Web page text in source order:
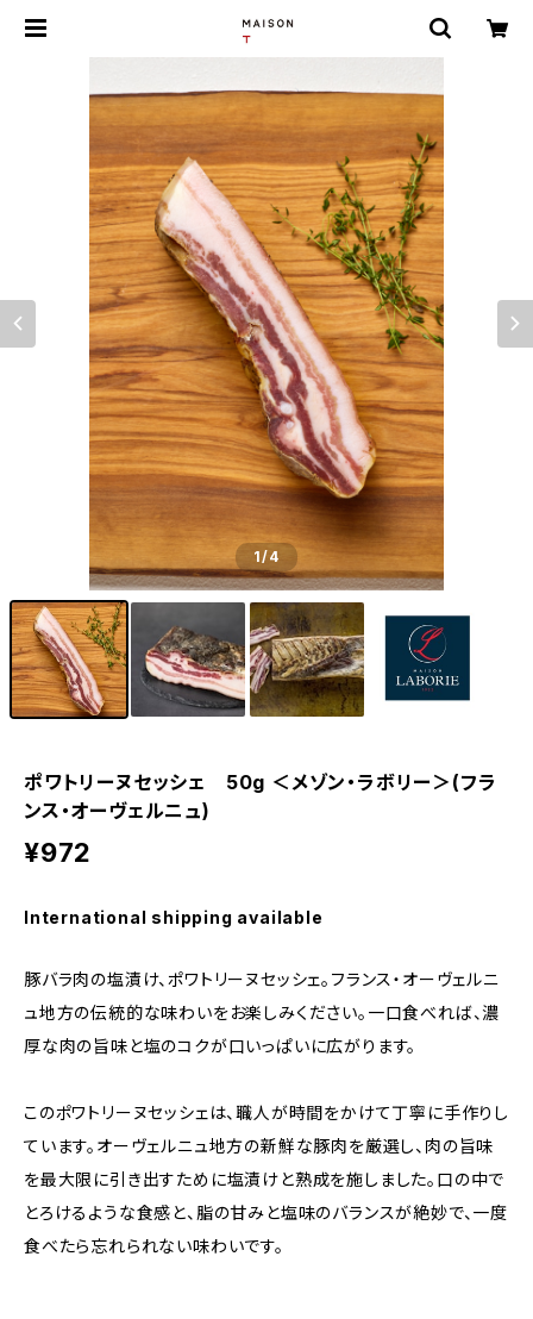
1/4
ポワトリーヌセッシェ 50g ＜メゾン・ラボリー＞(フラ
ンス・オーヴェルニュ)
¥972
International shipping available
豚バラ肉の塩漬け、ポワトリーヌセッシェ。フランス・オーヴェルニ
ュ地方の伝統的な味わいをお楽しみください。一口食べれば、濃
厚な肉の旨味と塩のコクが口いっぱいに広がります。
このポワトリーヌセッシェは、職人が時間をかけて丁寧に手作りし
ています。オーヴェルニュ地方の新鮮な豚肉を厳選し、肉の旨味
を最大限に引き出すために塩漬けと熟成を施しました。口の中で
とろけるような食感と、脂の甘みと塩味のバランスが絶妙で、一度
食べたら忘れられない味わいです。